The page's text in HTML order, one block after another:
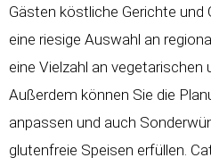
Gästen köstliche Gerichte und
eine riesige Auswahl an
eine Vielzahl an vegetarischen
Außerdem können Sie die
anpassen und auch
glutenfreie Speisen erfüllen.